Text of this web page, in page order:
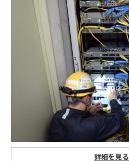
詳細を見る